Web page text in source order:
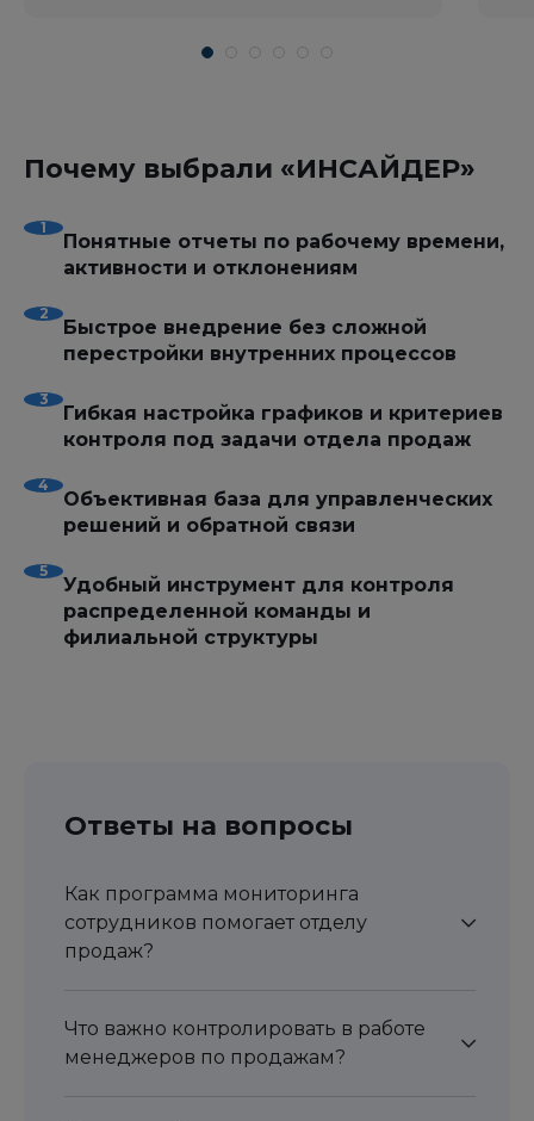
Почему выбрали «ИНСАЙДЕР»
Понятные отчеты по рабочему времени,
активности и отклонениям
Быстрое внедрение без сложной
перестройки внутренних процессов
Гибкая настройка графиков и критериев
контроля под задачи отдела продаж
Объективная база для управленческих
решений и обратной связи
Удобный инструмент для контроля
распределенной команды и
филиальной структуры
Ответы на вопросы
Как программа мониторинга
сотрудников помогает отделу
продаж?
Что важно контролировать в работе
менеджеров по продажам?